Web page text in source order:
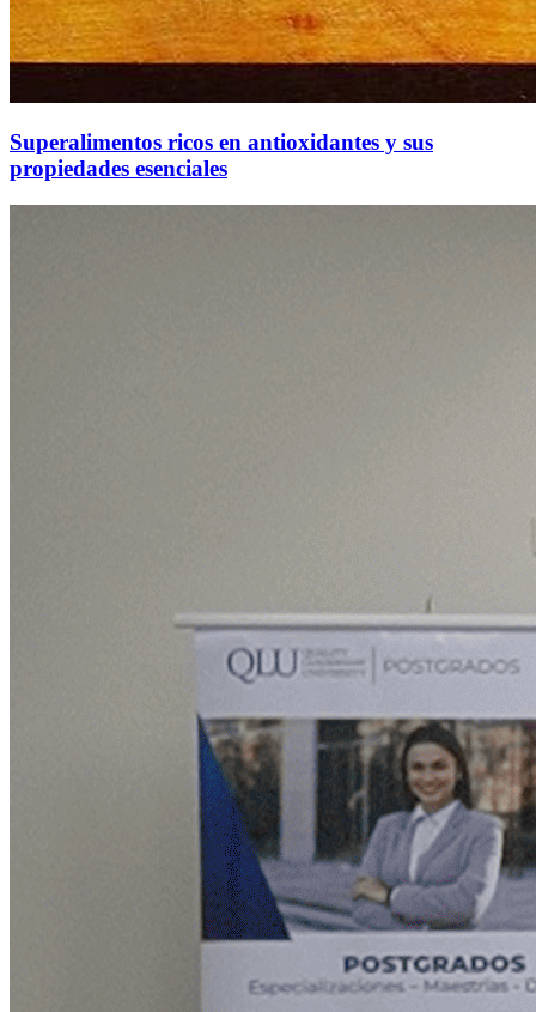
Superalimentos ricos en antioxidantes y sus
propiedades esenciales